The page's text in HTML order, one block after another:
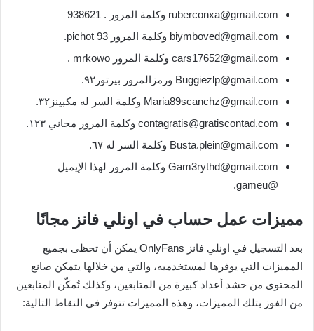
ruberconxa@gmail.com وكلمة المرور . 938621
biymboved@gmail.com وكلمة المرور pichot 93.
cars17652@gmail.com وكلمة المرور mrkowo .
Buggiezlp@gmail.com ورمزالمرور بيرتور٩٢.
Maria89scanchz@gmail.com وكلمة السر له مكبينز٣٢.
contagratis@gratiscontad.com وكلمة المرور مجاني ١٢٣.
Busta.plein@gmail.com وكلمة السر له ٦٧.
Gam3rythd@gmail.com وكلمة المرور لهذا الإيميل
@gameu.
مميزات عمل حساب في اونلي فانز مجانًا
بعد التسجيل في اونلي فانز OnlyFans يمكن أن تحظى بجميع
المميزات التي يوفرها لمستخدميه، والتي من خلالها يتمكن صانع
المحتوى من حشد أعداد كبيرة من المتابعين، وكذلك تُمكّن المتابعين
من الفوز بتلك المميزات، وهذه المميزات تتوفر في النقاط التالية: